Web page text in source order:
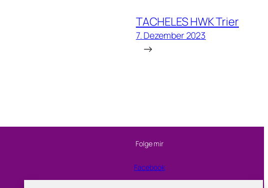
TACHELES HWK Trier
7. Dezember 2023
→
Folge mir
Facebook